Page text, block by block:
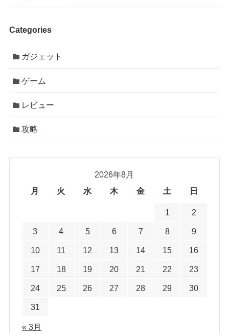
Categories
ガジェット
ゲーム
レビュー
攻略
2026年8月
月
火 水 木 金 土 日
1 2
3 4 5 6 7 8 9
10 11 12 13 14 15 16
17 18 19 20 21 22 23
24 25 26 27 28 29 30
31
« 3月